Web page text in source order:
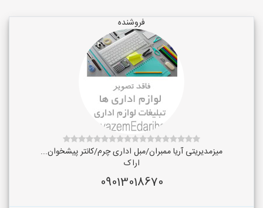
فروشنده
میزمدیریتی آریا ممبران/مبل اداری چرم/کانتر پیشخوان...
اراک
09013018670